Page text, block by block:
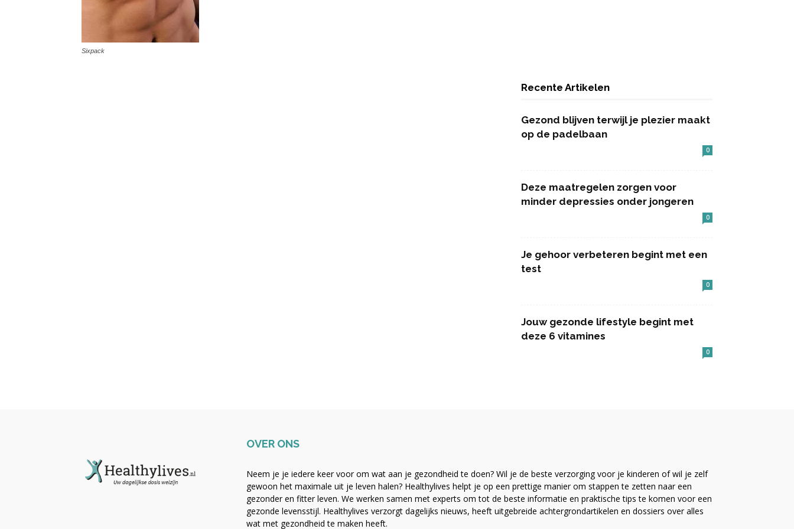
Sixpack
Recente Artikelen
Gezond blijven terwijl je plezier maakt
op de padelbaan
0
Deze maatregelen zorgen voor
minder depressies onder jongeren
0
Je gehoor verbeteren begint met een
test
0
Jouw gezonde lifestyle begint met
deze 6 vitamines
0
OVER ONS
Neem je je iedere keer voor om wat aan je gezondheid te doen? Wil je de beste verzorging voor je kinderen of wil je zelf
gewoon het maximale uit je leven halen? Healthylives helpt je op een prettige manier om stappen te zetten naar een
gezonder en fitter leven. We werken samen met experts om tot de beste informatie en praktische tips te komen voor een
gezonde levensstijl. Healthylives verzorgt dagelijks nieuws, heeft uitgebreide achtergrondartikelen en dossiers over alles
wat met gezondheid te maken heeft.